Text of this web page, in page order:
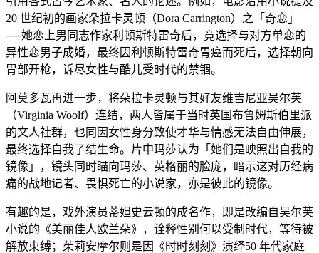
20 世纪初的画家朵拉卡灵顿（Dora Carrington）之「奇恋」
──她恋上男同志作家利顿斯特雷奇后，竟选择与对方单恋的
异性恋男子成婚，最终因利顿斯特雷奇胃癌而死后，选择朝向
胃部开枪，诉尽女性与酷儿受时代的禁锢。
阿莫多瓦再进一步，将朵拉卡灵顿与其好友维吉尼亚吴尔芙
（Virginia Woolf）连结，两人皆属于当时英国布鲁姆斯伯里派
的文人社群，也同因女性身分致使才华与情感无法自由伸展，
最终选择自我了结生命。片中玛莎认为「她们是映照出自我的
镜像」，镜头同时瞄向玛莎、英格丽的脸庞，暗示这对历经病
痛的战地记者、畏惧死亡的小说家，亦是彼此的镜像。
有趣的是，戏外演员蒂妲史云顿的成名作，即是改编自吴尔芙
小说的《美丽佳人欧兰朵》，诠释性别何以受制时代，等待被
解放束缚；茱莉安摩尔则是因《时时刻刻》演绎50 年代家庭